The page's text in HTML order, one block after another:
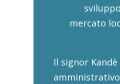
mercato
Il signor
amministrativo